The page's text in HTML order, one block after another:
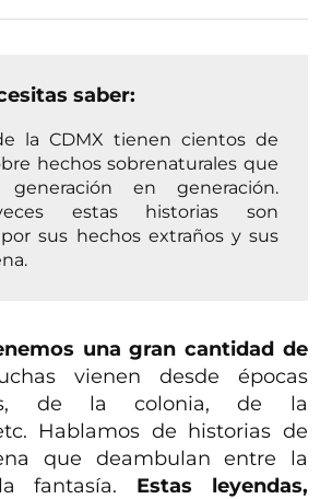
saber:
la CDMX tienen cientos de
hechos sobrenaturales que
en generación.
estas historias son
sus hechos extraños y sus
una gran cantidad de
vienen desde épocas
de la colonia, de la
Hablamos de historias de
que deambulan entre la
fantasía. Estas leyendas,